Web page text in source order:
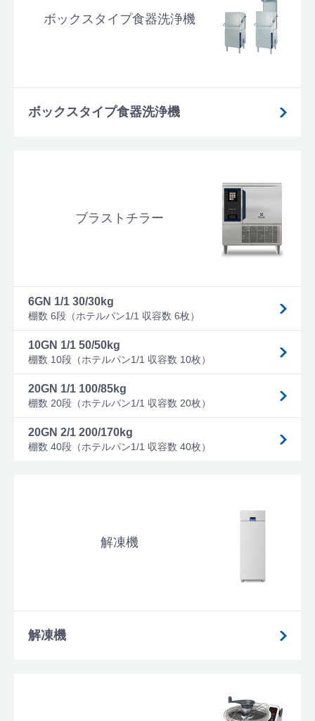
ボックスタイプ食器洗浄機
ボックスタイプ食器洗浄機
ブラストチラー
6GN 1/1 30/30kg
棚数 6段（ホテルパン1/1 収容数 6枚）
10GN 1/1 50/50kg
棚数 10段（ホテルパン1/1 収容数 10枚）
20GN 1/1 100/85kg
棚数 20段（ホテルパン1/1 収容数 20枚）
20GN 2/1 200/170kg
棚数 40段（ホテルパン1/1 収容数 40枚）
解凍機
解凍機